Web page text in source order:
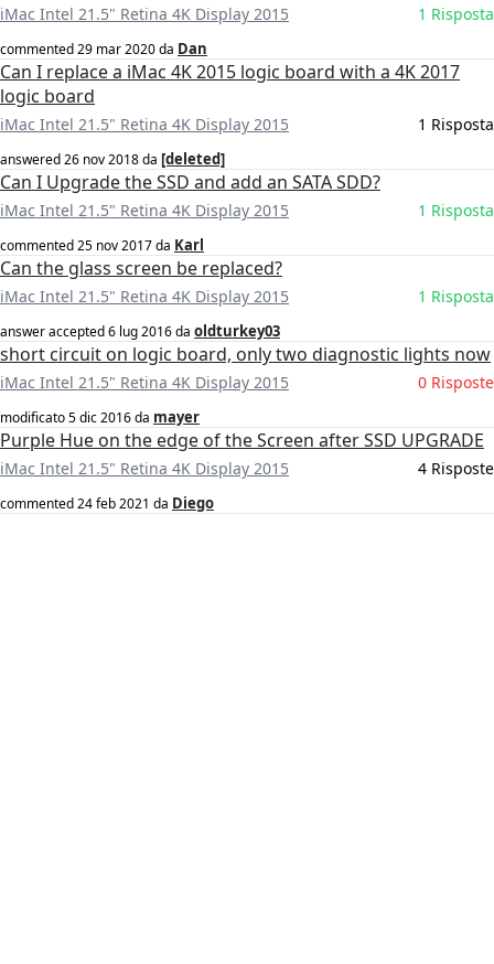
iMac Intel 21.5" Retina 4K Display 2015 1 Risposta
commented29 mar 2020da Dan
Can I replace a iMac 4K 2015 logic board with a 4K 2017
logic board
iMac Intel 21.5" Retina 4K Display 2015 1 Risposta
answered26 nov 2018da [deleted]
Can I Upgrade the SSD and add an SATA SDD?
iMac Intel 21.5" Retina 4K Display 2015 1 Risposta
commented25 nov 2017da Karl
Can the glass screen be replaced?
iMac Intel 21.5" Retina 4K Display 2015 1 Risposta
answer accepted6 lug 2016da oldturkey03
short circuit on logic board, only two diagnostic lights now
iMac Intel 21.5" Retina 4K Display 2015 0 Risposte
modificato5 dic 2016da mayer
Purple Hue on the edge of the Screen after SSD UPGRADE
iMac Intel 21.5" Retina 4K Display 2015 4 Risposte
commented24 feb 2021 da Diego